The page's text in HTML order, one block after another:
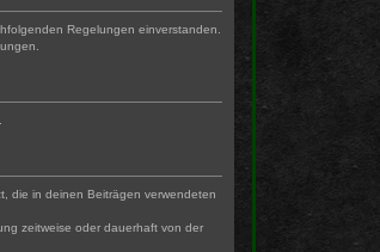
Regelungen einverstanden.
die in deinen Beiträgen verwendeten
zeitweise oder dauerhaft von der